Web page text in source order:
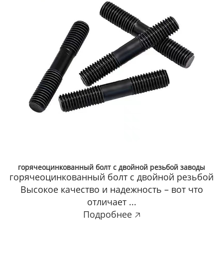
горячеоцинкованный болт с двойной резьбой заводы
горячеоцинкованный болт с двойной резьбой
Высокое качество и надежность – вот что
отличает ...
Подробнее 🡥